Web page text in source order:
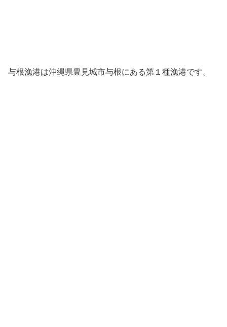
与根漁港は沖縄県豊見城市与根にある第１種漁港です。